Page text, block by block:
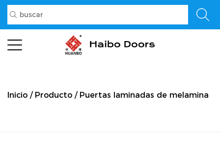
Inicio / Producto / Puertas laminadas de melamina